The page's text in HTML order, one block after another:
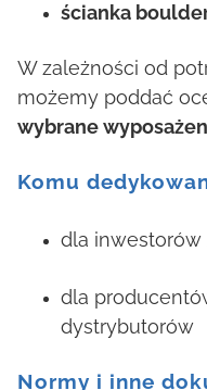
ścianka
W zależności od
możemy poddać
wybrane
Komu
dla
dla
dystrybutorów
Normy i inne